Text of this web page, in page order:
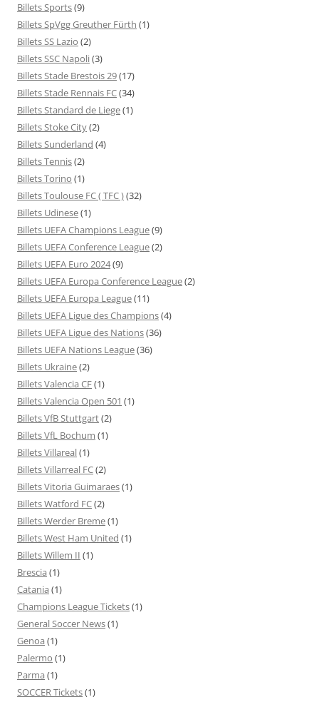
Billets Sports(9)
Billets SpVgg Greuther Fürth (1)
Billets SS Lazio (2)
Billets SSC Napoli(3)
Billets Stade Brestois 29(17)
Billets Stade Rennais FC(34)
Billets Standard de Liege(1)
Billets Stoke City(2)
Billets Sunderland (4)
Billets Tennis(2)
Billets Torino (1)
Billets Toulouse FC ( TFC )(32)
Billets Udinese(1)
Billets UEFA Champions League(9)
Billets UEFA Conference League(2)
Billets UEFA Euro 2024(9)
Billets UEFA Europa Conference League(2)
Billets UEFA Europa League(11)
Billets UEFA Ligue des Champions(4)
Billets UEFA Ligue des Nations(36)
Billets UEFA Nations League(36)
Billets Ukraine(2)
Billets Valencia CF(1)
Billets Valencia Open 501 (1)
Billets VfB Stuttgart(2)
Billets VfL Bochum (1)
Billets Villareal(1)
Billets Villarreal FC(2)
Billets Vitoria Guimaraes(1)
Billets Watford FC(2)
Billets Werder Breme(1)
Billets West Ham United (1)
Billets Willem II (1)
Brescia (1)
Catania (1)
Champions League Tickets(1)
General Soccer News(1)
Genoa (1)
Palermo (1)
Parma (1)
SOCCER Tickets(1)